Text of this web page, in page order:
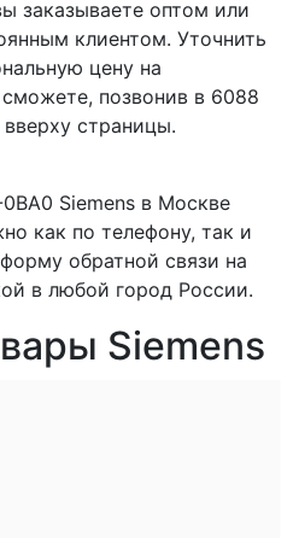
заказываете оптом или
клиентом. Уточнить
цену на
позвонив в 6088
страницы.
Siemens в Москве
как по телефону, так и
обратной связи на
в любой город России.
Siemens